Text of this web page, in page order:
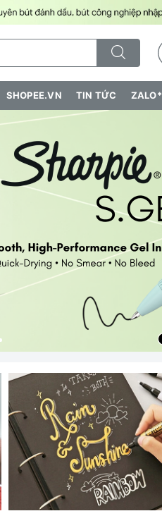
SHOPEE.VN TIN TỨC ZALO*